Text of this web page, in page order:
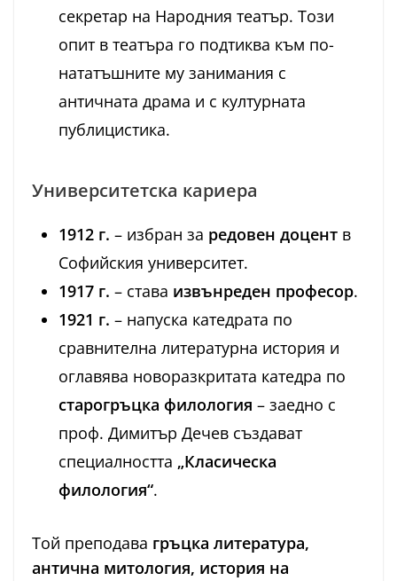
секретар на Народния театър. Този
опит в театъра го подтиква към по-
нататъшните му занимания с
античната драма и с културната
публицистика.
Университетска кариера
1912 г. – избран за редовен доцент в
Софийския университет.
1917 г. – става извънреден професор.
1921 г. – напуска катедрата по
сравнителна литературна история и
оглавява новоразкритата катедра по
старогръцка филология – заедно с
проф. Димитър Дечев създават
специалността „Класическа
филология“.
Той преподава гръцка литература,
антична митология, история на